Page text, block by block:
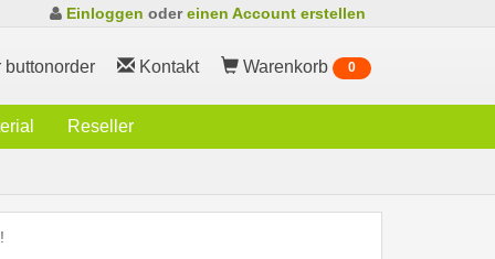
Einloggen odereinen Account erstellen
Kontakt Warenkorb 0
Reseller